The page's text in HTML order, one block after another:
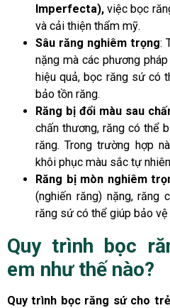
Imperfecta), việc bọc
và cải thiện thẩm mỹ.
Sâu răng nghiêm trọng:
nặng mà các phương
hiệu quả, bọc răng sứ có
bảo tồn răng.
Răng bị đổi màu sau
chấn thương, răng có thể
răng. Trong trường hợp
khôi phục màu sắc tự
Răng bị mòn nghiêm
(nghiến răng) nặng, răng
răng sứ có thể giúp bảo
Quy trình bọc
em như thế nào?
Quy trình bọc răng sứ cho